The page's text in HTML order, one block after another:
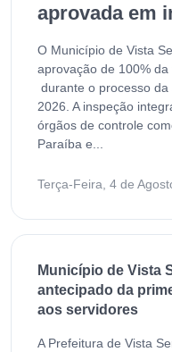
aprovada em
O Município de Vista
aprovação de 100%
durante o processo
2026. A inspeção
órgãos de controle
Paraíba e...
Terça-Feira, 4 de
Município de Vista
antecipado da
aos servidores
A Prefeitura de Vista